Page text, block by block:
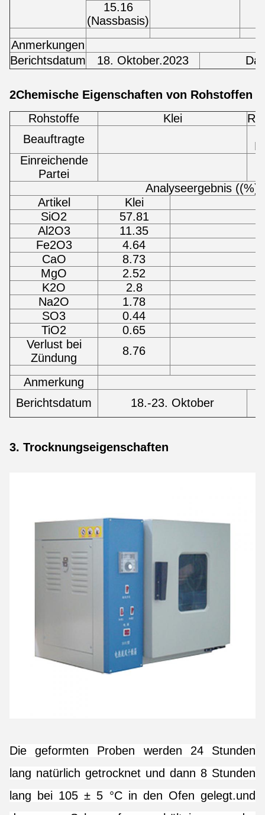
15.16
(Nassbasis)
Anmerkungen
Berichtsdatum
18. Oktober.2023
2Chemische Eigenschaften von Rohstoffen
Rohstoffe
Klei
Beauftragte
Einreichende
Partei
Analyseergebnis ((%)
Artikel
Klei
SiO2
57.81
Al2O3
11.35
Fe2O3
4.64
CaO
8.73
MgO
2.52
K2O
2.8
Na2O
1.78
SO3
0.44
TiO2
0.65
Verlust bei
Zündung
8.76
Anmerkung
Berichtsdatum
18.-23. Oktober
3. Trocknungseigenschaften
Die geformten Proben werden 24 Stunden
lang natürlich getrocknet und dann 8 Stunden
lang bei 105 ± 5 °C in den Ofen gelegt.und